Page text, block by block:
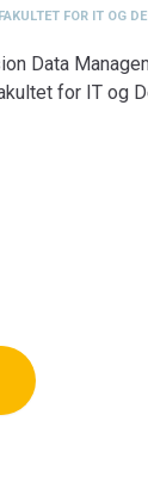
FOR IT OG
Data
for IT og